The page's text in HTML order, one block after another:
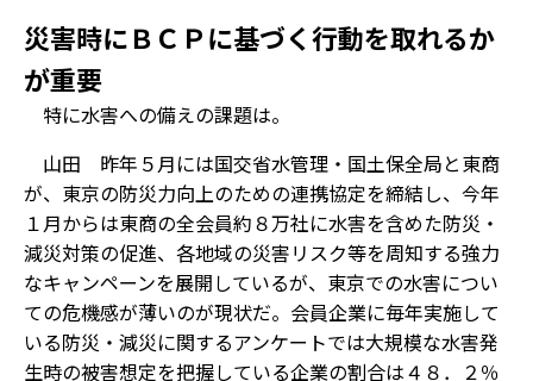
災害時にＢＣＰに基づく行動を取れるか
が重要
――特に水害への備えの課題は。
山田 昨年５月には国交省水管理・国土保全局と東商
が、東京の防災力向上のための連携協定を締結し、今年
１月からは東商の全会員約８万社に水害を含めた防災・
減災対策の促進、各地域の災害リスク等を周知する強力
なキャンペーンを展開しているが、東京での水害につい
ての危機感が薄いのが現状だ。会員企業に毎年実施して
いる防災・減災に関するアンケートでは大規模な水害発
生時の被害想定を把握している企業の割合は４８．２％